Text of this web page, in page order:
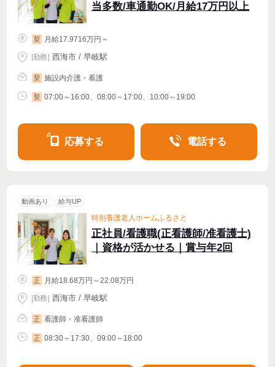
当多数/車通勤OK/月給17万円以上
契 月給17.9716万円～
|勤務 西海市 / 早岐駅
契 施設内介護・看護
契 07:00～16:00、08:00～17:00、10:00～19:00
応募する 電話する
動画あり 給与UP
特別養護老人ホームふるさと
正社員/看護職(正看護師/准看護士)
｜資格が活かせる｜賞与年2回
正 月給18.68万円～22.08万円
|勤務 西海市 / 早岐駅
正 看護師・准看護師
正 08:30～17:30、09:00～18:00